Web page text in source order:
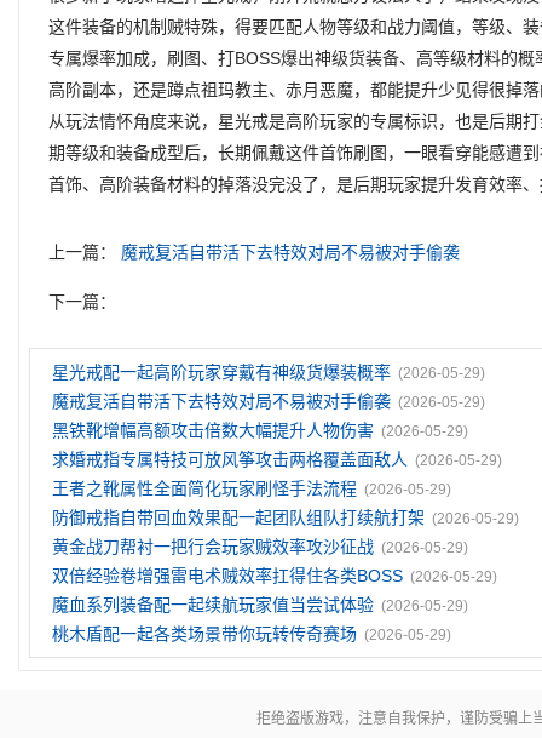
这件装备的机制贼特殊，得要匹配人物等级和战力阈值，等级、
专属爆率加成，刷图、打BOSS爆出神级货装备、高等级材料的
高阶副本，还是蹲点祖玛教主、赤月恶魔，都能提升少见得很掉
从玩法情怀角度来说，星光戒是高阶玩家的专属标识，也是后期
期等级和装备成型后，长期佩戴这件首饰刷图，一眼看穿能感遭
首饰、高阶装备材料的掉落没完没了，是后期玩家提升发育效率
上一篇： 魔戒复活自带活下去特效对局不易被对手偷袭
下一篇：
星光戒配一起高阶玩家穿戴有神级货爆装概率 (2026-05-29)
魔戒复活自带活下去特效对局不易被对手偷袭 (2026-05-29)
黑铁靴增幅高额攻击倍数大幅提升人物伤害 (2026-05-29)
求婚戒指专属特技可放风筝攻击两格覆盖面敌人 (2026-05-29)
王者之靴属性全面简化玩家刷怪手法流程 (2026-05-29)
防御戒指自带回血效果配一起团队组队打续航打架 (2026-05-29)
黄金战刀帮衬一把行会玩家贼效率攻沙征战 (2026-05-29)
双倍经验卷‌增强雷电术贼效率扛得住各类BOSS (2026-05-29)
魔血系列装备配一起续航玩家值当尝试体验 (2026-05-29)
桃木盾配一起各类场景带你玩转传奇赛场 (2026-05-29)
拒绝盗版游戏，注意自我保护，谨防受骗上